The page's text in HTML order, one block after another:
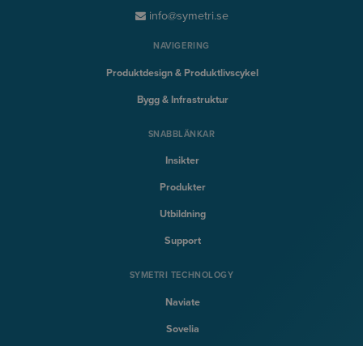
info@symetri.se
NAVIGERING
Produktdesign & Produktlivscykel
Bygg & Infrastruktur
SNABBLÄNKAR
Insikter
Produkter
Utbildning
Support
SYMETRI TECHNOLOGY
Naviate
Sovelia